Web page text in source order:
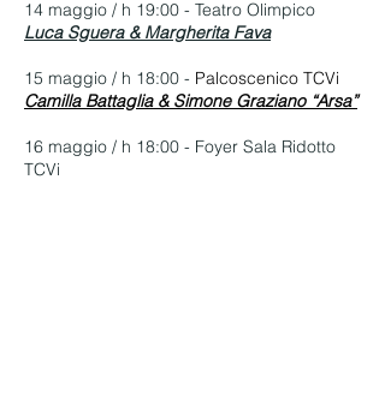
14 maggio / h 19:00 - Teatro Olimpico
Luca Sguera & Margherita Fava
15 maggio / h 18:00 - Palcoscenico TCVi
Camilla Battaglia & Simone Graziano “Arsa”
16 maggio / h 18:00 - Foyer Sala Ridotto
TCVi